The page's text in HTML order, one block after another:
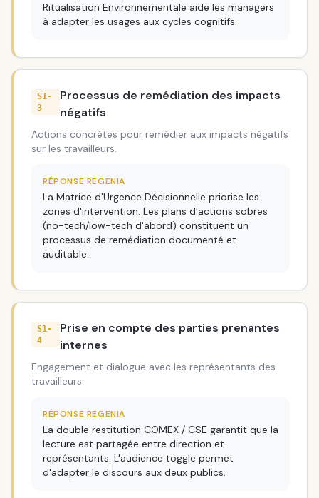
Ritualisation Environnementale aide les managers
à adapter les usages aux cycles cognitifs.
S1-
3
Processus de remédiation des impacts
négatifs
Actions concrètes pour remédier aux impacts négatifs
sur les travailleurs.
RÉPONSE REGENIA
La Matrice d'Urgence Décisionnelle priorise les
zones d'intervention. Les plans d'actions sobres
(no-tech/low-tech d'abord) constituent un
processus de remédiation documenté et
auditable.
S1-
4
Prise en compte des parties prenantes
internes
Engagement et dialogue avec les représentants des
travailleurs.
RÉPONSE REGENIA
La double restitution COMEX / CSE garantit que la
lecture est partagée entre direction et
représentants. L'audience toggle permet
d'adapter le discours aux deux publics.